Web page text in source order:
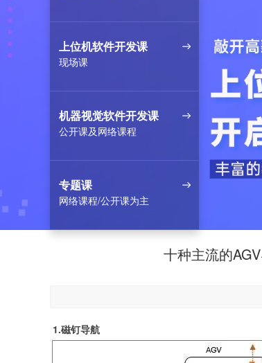
上位机软件开发课
现场课
机器视觉软件开发课
公开课及网络课程
专题课
网络课程/公开课为主
十种主流的
1.磁钉导航